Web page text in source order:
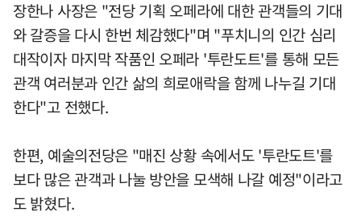
장한나 사장은 "전당 기획 오페라에 대한 관객들의 기대
와 갈증을 다시 한번 체감했다"며 "푸치니의 인간 심리
대작이자 마지막 작품인 오페라 '투란도트'를 통해 모든
관객 여러분과 인간 삶의 희로애락을 함께 나누길 기대
한다"고 전했다.
한편, 예술의전당은 "매진 상황 속에서도 '투란도트'를
보다 많은 관객과 나눌 방안을 모색해 나갈 예정"이라고
도 밝혔다.